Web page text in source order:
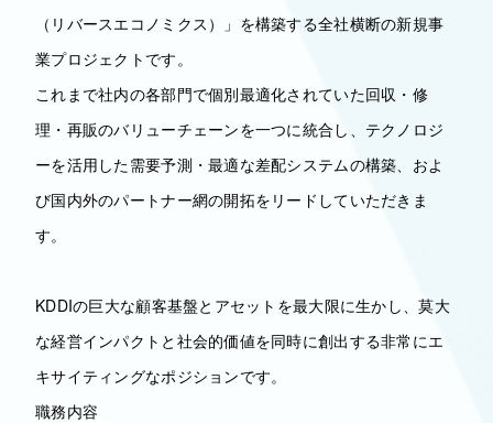
（リバースエコノミクス）」を構築する全社横断の新規事
業プロジェクトです。
これまで社内の各部門で個別最適化されていた回収・修
理・再販のバリューチェーンを一つに統合し、テクノロジ
ーを活用した需要予測・最適な差配システムの構築、およ
び国内外のパートナー網の開拓をリードしていただきま
す。
KDDIの巨大な顧客基盤とアセットを最大限に生かし、莫大
な経営インパクトと社会的価値を同時に創出する非常にエ
キサイティングなポジションです。
職務内容